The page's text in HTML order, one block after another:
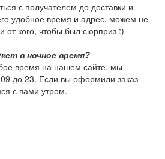
с получателем до доставки и
удобное время и адрес, можем не
от кого, чтобы был сюрприз :)
в ночное время?
время на нашем сайте, мы
до 23. Если вы оформили заказ
с вами утром.